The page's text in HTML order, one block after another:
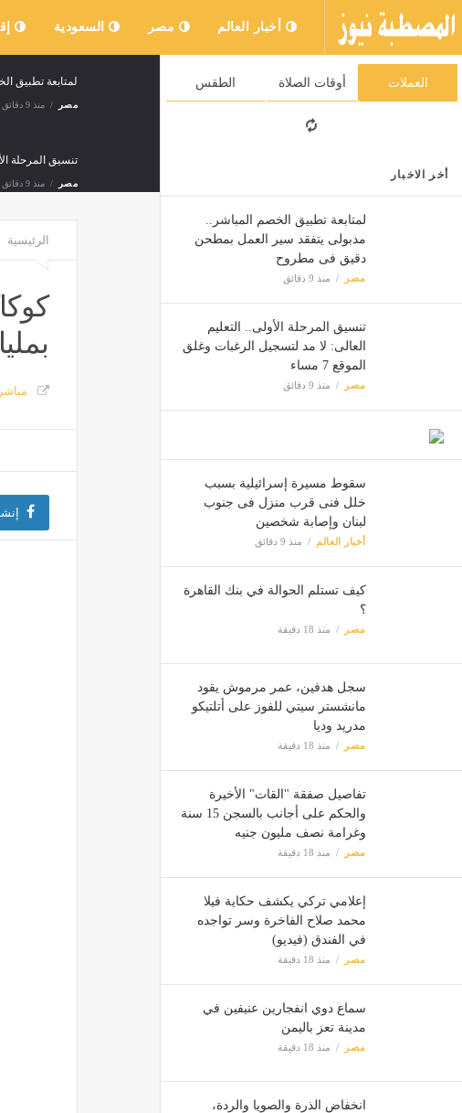
أخبار العالم مصر السعودية
العملات أوقات الصلاة الطقس
أخر الاخبار
لمتابعة تطبيق الخصم المباشر..
مدبولى يتفقد سير العمل بمطحن
دقيق فى مطروح
مصر منذ 9 دقائق
تنسيق المرحلة الأولى.. التعليم
العالى: لا مد لتسجيل الرغبات وغلق
الموقع 7 مساء
مصر منذ 9 دقائق
سقوط مسيرة إسرائيلية بسبب
خلل فنى قرب منزل فى جنوب
لبنان وإصابة شخصين
أخبار العالم منذ 9 دقائق
كيف تستلم الحوالة في بنك القاهرة
؟
مصر منذ 18 دقيقة
سجل هدفين، عمر مرموش يقود
مانشستر سيتي للفوز على أتلتيكو
مدريد وديا
مصر منذ 18 دقيقة
تفاصيل صفقة "القات" الأخيرة
والحكم على أجانب بالسجن 15 سنة
وغرامة نصف مليون جنيه
مصر منذ 18 دقيقة
إعلامي تركي يكشف حكاية فيلا
محمد صلاح الفاخرة وسر تواجده
في الفندق (فيديو)
مصر منذ 18 دقيقة
سماع دوي انفجارين عنيفين في
مدينة تعز باليمن
مصر منذ 18 دقيقة
انخفاض الذرة والصويا والردة،
لمتابعة تطبيق
مصر منذ 9 دقائق
تنسيق المرحلة
مصر منذ 9 دقائق
سقوط مسيرة
أخبار العالم منذ 9 دقائق
سجل هدفين،
منذ 18 دقيقة
إعلامي تركي
انخفاض الذرة
الرئيسية